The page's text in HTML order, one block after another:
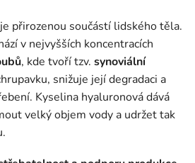
přirozenou součástí lidského těla.
v nejvyšších koncentracích
, kde tvoří tzv. synoviální
snižuje její degradaci a
Kyselina hyaluronová dává
velký objem vody a udržet tak